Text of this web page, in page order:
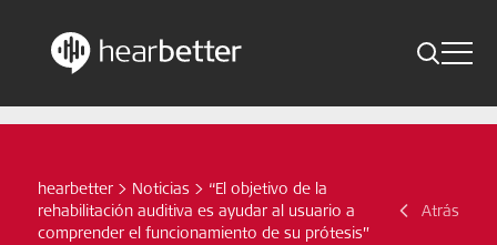
Skip
Toggle
Indicaciones
Noticias
hearbetter > Noticias > “El objetivo de la
rehabilitación auditiva es ayudar al usuario a
comprender el funcionamiento de su prótesis”
Atrás